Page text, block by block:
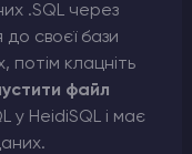
.SQL через
до своєї бази
потім клацніть
файл
у HeidiSQL і має